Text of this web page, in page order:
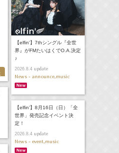
【elfin'】7thシングル『全世
界』がFMたいはくでO.A.決定
♪
2026.8.4update
News - announce,music
【elfin’】8月16日（日）「全
世界」発売記念イベント決
定！
2026.8.4update
News - event,music